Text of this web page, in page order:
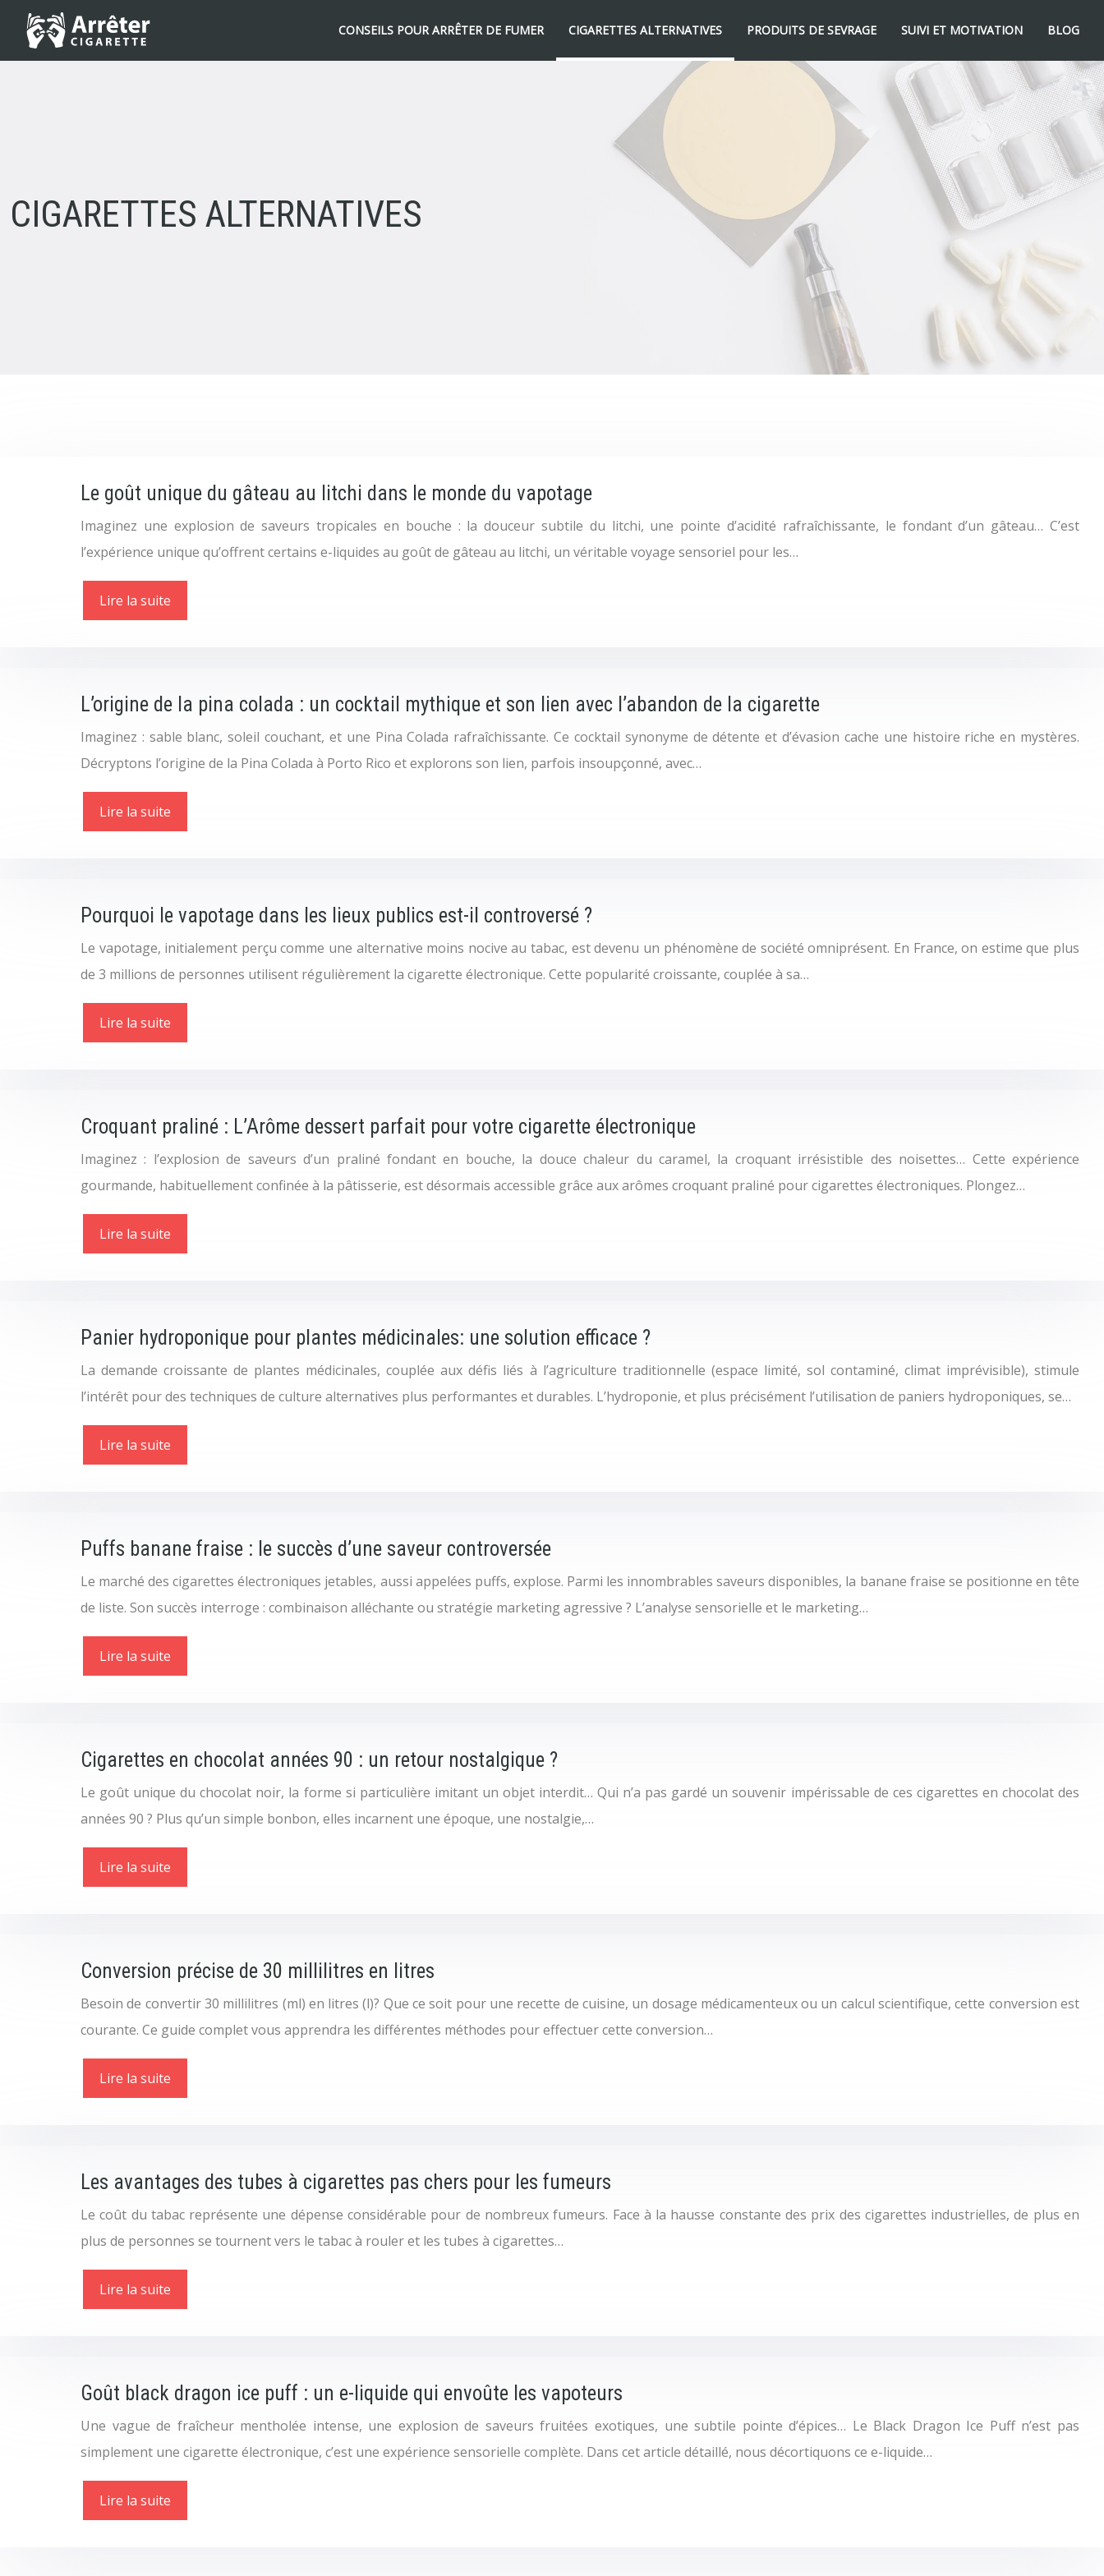
CONSEILS POUR ARRÊTER DE FUMER CIGARETTES ALTERNATIVES PRODUITS DE SEVRAGE SUIVI ET MOTIVATION BLOG
CIGARETTES ALTERNATIVES
Le goût unique du gâteau au litchi dans le monde du vapotage
Imaginez une explosion de saveurs tropicales en bouche : la douceur subtile du litchi, une pointe d’acidité rafraîchissante, le fondant d’un gâteau… C’est
l’expérience unique qu’offrent certains e-liquides au goût de gâteau au litchi, un véritable voyage sensoriel pour les…
Lire la suite
L’origine de la pina colada : un cocktail mythique et son lien avec l’abandon de la cigarette
Imaginez : sable blanc, soleil couchant, et une Pina Colada rafraîchissante. Ce cocktail synonyme de détente et d’évasion cache une histoire riche en mystères.
Décryptons l’origine de la Pina Colada à Porto Rico et explorons son lien, parfois insoupçonné, avec…
Lire la suite
Pourquoi le vapotage dans les lieux publics est-il controversé ?
Le vapotage, initialement perçu comme une alternative moins nocive au tabac, est devenu un phénomène de société omniprésent. En France, on estime que plus
de 3 millions de personnes utilisent régulièrement la cigarette électronique. Cette popularité croissante, couplée à sa…
Lire la suite
Croquant praliné : L’Arôme dessert parfait pour votre cigarette électronique
Imaginez : l’explosion de saveurs d’un praliné fondant en bouche, la douce chaleur du caramel, la croquant irrésistible des noisettes… Cette expérience
gourmande, habituellement confinée à la pâtisserie, est désormais accessible grâce aux arômes croquant praliné pour cigarettes électroniques. Plongez…
Lire la suite
Panier hydroponique pour plantes médicinales: une solution efficace ?
La demande croissante de plantes médicinales, couplée aux défis liés à l’agriculture traditionnelle (espace limité, sol contaminé, climat imprévisible), stimule
l’intérêt pour des techniques de culture alternatives plus performantes et durables. L’hydroponie, et plus précisément l’utilisation de paniers hydroponiques, se…
Lire la suite
Puffs banane fraise : le succès d’une saveur controversée
Le marché des cigarettes électroniques jetables, aussi appelées puffs, explose. Parmi les innombrables saveurs disponibles, la banane fraise se positionne en tête
de liste. Son succès interroge : combinaison alléchante ou stratégie marketing agressive ? L’analyse sensorielle et le marketing…
Lire la suite
Cigarettes en chocolat années 90 : un retour nostalgique ?
Le goût unique du chocolat noir, la forme si particulière imitant un objet interdit… Qui n’a pas gardé un souvenir impérissable de ces cigarettes en chocolat des
années 90 ? Plus qu’un simple bonbon, elles incarnent une époque, une nostalgie,…
Lire la suite
Conversion précise de 30 millilitres en litres
Besoin de convertir 30 millilitres (ml) en litres (l)? Que ce soit pour une recette de cuisine, un dosage médicamenteux ou un calcul scientifique, cette conversion est
courante. Ce guide complet vous apprendra les différentes méthodes pour effectuer cette conversion…
Lire la suite
Les avantages des tubes à cigarettes pas chers pour les fumeurs
Le coût du tabac représente une dépense considérable pour de nombreux fumeurs. Face à la hausse constante des prix des cigarettes industrielles, de plus en
plus de personnes se tournent vers le tabac à rouler et les tubes à cigarettes…
Lire la suite
Goût black dragon ice puff : un e-liquide qui envoûte les vapoteurs
Une vague de fraîcheur mentholée intense, une explosion de saveurs fruitées exotiques, une subtile pointe d’épices… Le Black Dragon Ice Puff n’est pas
simplement une cigarette électronique, c’est une expérience sensorielle complète. Dans cet article détaillé, nous décortiquons ce e-liquide…
Lire la suite